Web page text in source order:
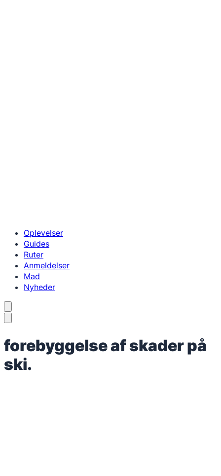
Oplevelser
Guides
Ruter
Anmeldelser
Mad
Nyheder
forebyggelse af skader på
ski.